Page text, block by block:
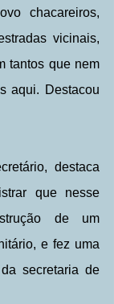
chacareiros,
vicinais,
tantos que nem
aqui. Destacou
destaca
que nesse
de um
e fez uma
secretaria de